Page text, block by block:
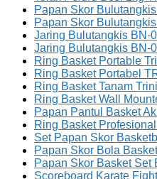
Papan Skor
Papan Skor
Jaring Bulutangkis BN-
Jaring Bulutangkis BN-
Ring Basket Portable
Ring Basket Portabel
Ring Basket Tanam
Ring Basket Wall
Papan Pantul Basket
Ring Basket
Set Papan Skor
Papan Skor Bola
Papan Skor Basket Set
Scoreboard Karate